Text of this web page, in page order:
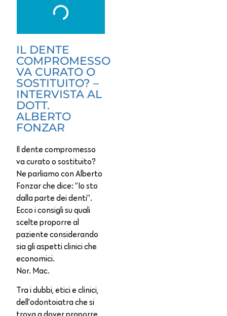
IL DENTE
COMPROMESSO
VA CURATO O
SOSTITUITO? –
INTERVISTA AL
DOTT.
ALBERTO
FONZAR
Il dente compromesso
va curato o sostituito?
Ne parliamo con Alberto
Fonzar che dice: ‘’Io sto
dalla parte dei denti’’.
Ecco i consigli su quali
scelte proporre al
paziente considerando
sia gli aspetti clinici che
economici.
Nor. Mac.
Tra i dubbi, etici e clinici,
dell’odontoiatra che si